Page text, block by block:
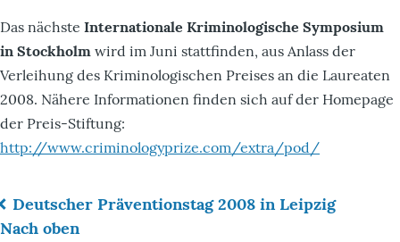
Das nächste Internationale Kriminologische Symposium
in Stockholm wird im Juni stattfinden, aus Anlass der
Verleihung des Kriminologischen Preises an die Laureaten
2008. Nähere Informationen finden sich auf der Homepage
der Preis-Stiftung:
http://www.criminologyprize.com/extra/pod/
Links
Deutscher Präventionstag 2008 in Leipzig
Nach oben